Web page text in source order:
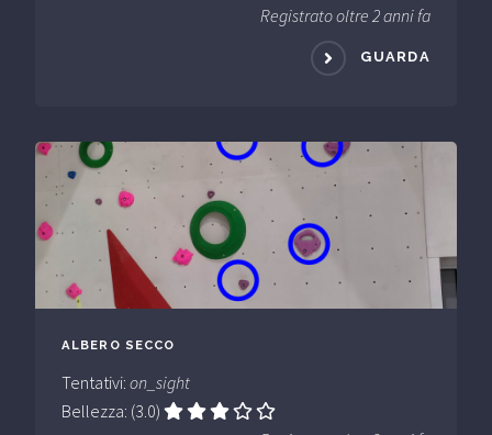
Registrato oltre 2 anni fa
GUARDA
ALBERO SECCO
Tentativi: on_sight
Bellezza: (3.0)